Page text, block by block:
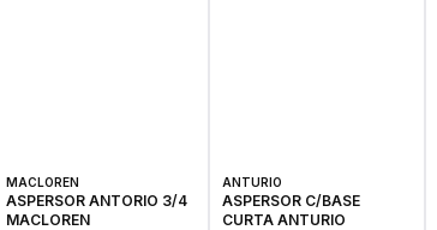
MACLOREN
ASPERSOR ANTORIO 3/4
MACLOREN
ANTURIO
ASPERSOR C/BASE
CURTA ANTURIO